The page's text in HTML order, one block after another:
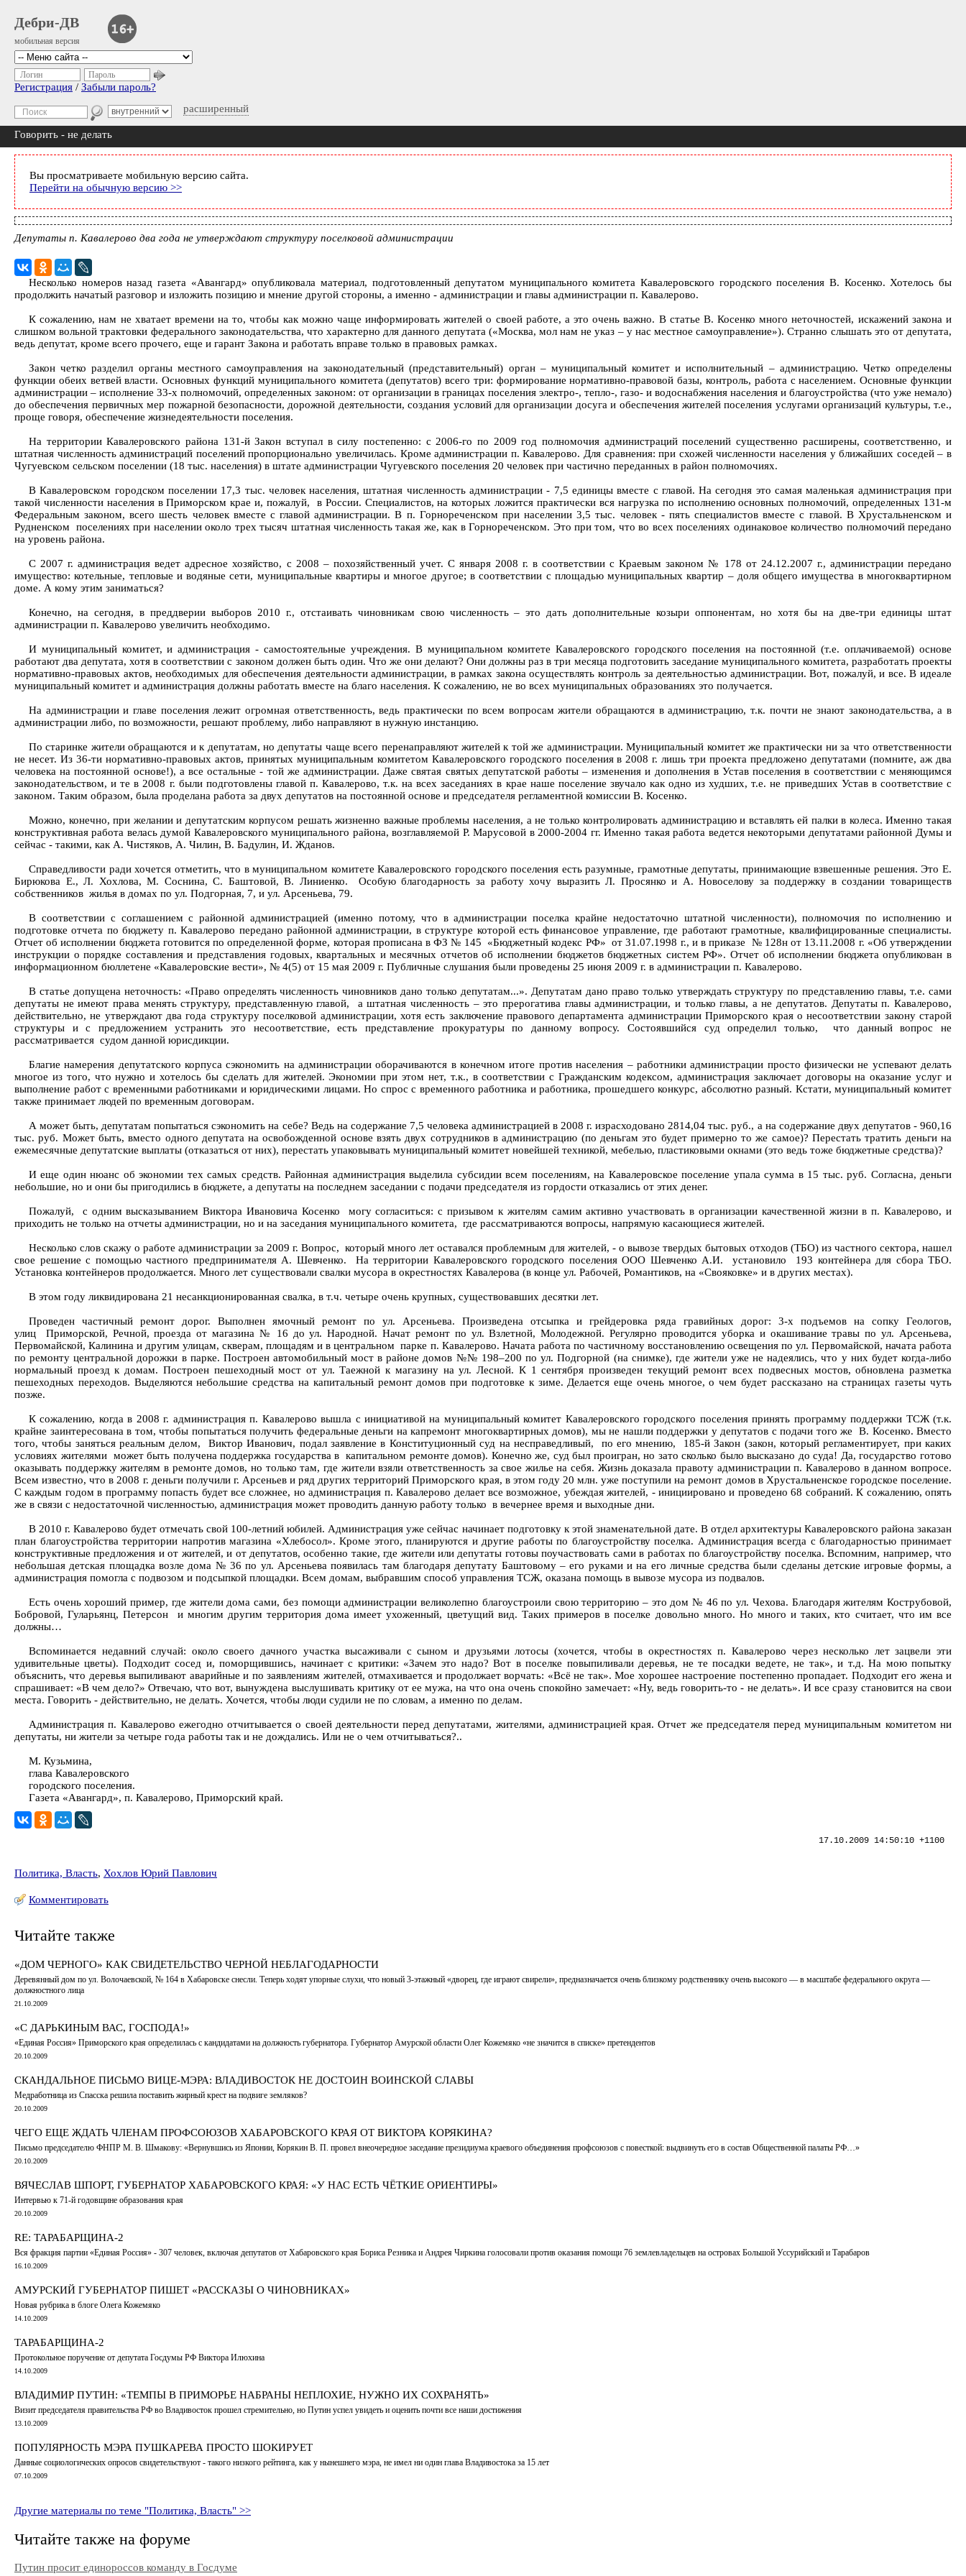
Дебри-ДВ
мобильная версия
расширенный
Логин Пароль
Регистрация / Забыли пароль?
Говорить - не делать
Вы просматриваете мобильную версию сайта.
Перейти на обычную версию >>
Депутаты п. Кавалерово два года не утверждают структуру поселковой администрации
Несколько номеров назад газета «Авангард» опубликовала материал, подготовленный депутатом муниципального комитета Кавалеровского городского поселения В. Косенко. Хотелось бы
продолжить начатый разговор и изложить позицию и мнение другой стороны, а именно - администрации и главы администрации п. Кавалерово.
К сожалению, нам не хватает времени на то, чтобы как можно чаще информировать жителей о своей работе, а это очень важно. В статье В. Косенко много неточностей, искажений закона и
слишком вольной трактовки федерального законодательства, что характерно для данного депутата («Москва, мол нам не указ – у нас местное самоуправление»). Странно слышать это от депутата,
ведь депутат, кроме всего прочего, еще и гарант Закона и работать вправе только в правовых рамках.
Закон четко разделил органы местного самоуправления на законодательный (представительный) орган – муниципальный комитет и исполнительный – администрацию. Четко определены
функции обеих ветвей власти. Основных функций муниципального комитета (депутатов) всего три: формирование нормативно-правовой базы, контроль, работа с населением. Основные функции
администрации – исполнение 33-х полномочий, определенных законом: от организации в границах поселения электро-, тепло-, газо- и водоснабжения населения и благоустройства (что уже немало)
до обеспечения первичных мер пожарной безопасности, дорожной деятельности, создания условий для организации досуга и обеспечения жителей поселения услугами организаций культуры, т.е.,
проще говоря, обеспечение жизнедеятельности поселения.
На территории Кавалеровского района 131-й Закон вступал в силу постепенно: с 2006-го по 2009 год полномочия администраций поселений существенно расширены, соответственно, и
штатная численность администраций поселений пропорционально увеличилась. Кроме администрации п. Кавалерово. Для сравнения: при схожей численности населения у ближайших соседей – в
Чугуевском сельском поселении (18 тыс. населения) в штате администрации Чугуевского поселения 20 человек при частично переданных в район полномочиях.
В Кавалеровском городском поселении 17,3 тыс. человек населения, штатная численность администрации - 7,5 единицы вместе с главой. На сегодня это самая маленькая администрация при
такой численности населения в Приморском крае и, пожалуй, в России. Специалистов, на которых ложится практически вся нагрузка по исполнению основных полномочий, определенных 131-м
Федеральным законом, всего шесть человек вместе с главой администрации. В п. Горнореченском при населении 3,5 тыс. человек - пять специалистов вместе с главой. В Хрустальненском и
Рудненском поселениях при населении около трех тысяч штатная численность такая же, как в Горнореченском. Это при том, что во всех поселениях одинаковое количество полномочий передано
на уровень района.
С 2007 г. администрация ведет адресное хозяйство, с 2008 – похозяйственный учет. С января 2008 г. в соответствии с Краевым законом № 178 от 24.12.2007 г., администрации передано
имущество: котельные, тепловые и водяные сети, муниципальные квартиры и многое другое; в соответствии с площадью муниципальных квартир – доля общего имущества в многоквартирном
доме. А кому этим заниматься?
Конечно, на сегодня, в преддверии выборов 2010 г., отстаивать чиновникам свою численность – это дать дополнительные козыри оппонентам, но хотя бы на две-три единицы штат
администрации п. Кавалерово увеличить необходимо.
И муниципальный комитет, и администрация - самостоятельные учреждения. В муниципальном комитете Кавалеровского городского поселения на постоянной (т.е. оплачиваемой) основе
работают два депутата, хотя в соответствии с законом должен быть один. Что же они делают? Они должны раз в три месяца подготовить заседание муниципального комитета, разработать проекты
нормативно-правовых актов, необходимых для обеспечения деятельности администрации, в рамках закона осуществлять контроль за деятельностью администрации. Вот, пожалуй, и все. В идеале
муниципальный комитет и администрация должны работать вместе на благо населения. К сожалению, не во всех муниципальных образованиях это получается.
На администрации и главе поселения лежит огромная ответственность, ведь практически по всем вопросам жители обращаются в администрацию, т.к. почти не знают законодательства, а в
администрации либо, по возможности, решают проблему, либо направляют в нужную инстанцию.
По старинке жители обращаются и к депутатам, но депутаты чаще всего перенаправляют жителей к той же администрации. Муниципальный комитет же практически ни за что ответственности
не несет. Из 36-ти нормативно-правовых актов, принятых муниципальным комитетом Кавалеровского городского поселения в 2008 г. лишь три проекта предложено депутатами (помните, аж два
человека на постоянной основе!), а все остальные - той же администрации. Даже святая святых депутатской работы – изменения и дополнения в Устав поселения в соответствии с меняющимся
законодательством, и те в 2008 г. были подготовлены главой п. Кавалерово, т.к. на всех заседаниях в крае наше поселение звучало как одно из худших, т.е. не приведших Устав в соответствие с
законом. Таким образом, была проделана работа за двух депутатов на постоянной основе и председателя регламентной комиссии В. Косенко.
Можно, конечно, при желании и депутатским корпусом решать жизненно важные проблемы населения, а не только контролировать администрацию и вставлять ей палки в колеса. Именно такая
конструктивная работа велась думой Кавалеровского муниципального района, возглавляемой Р. Марусовой в 2000-2004 гг. Именно такая работа ведется некоторыми депутатами районной Думы и
сейчас - такими, как А. Чистяков, А. Чилин, В. Бадулин, И. Жданов.
Справедливости ради хочется отметить, что в муниципальном комитете Кавалеровского городского поселения есть разумные, грамотные депутаты, принимающие взвешенные решения. Это Е.
Бирюкова Е., Л. Хохлова, М. Соснина, С. Баштовой, В. Линиенко. Особую благодарность за работу хочу выразить Л. Просянко и А. Новоселову за поддержку в создании товариществ
собственников жилья в домах по ул. Подгорная, 7, и ул. Арсеньева, 79.
В соответствии с соглашением с районной администрацией (именно потому, что в администрации поселка крайне недостаточно штатной численности), полномочия по исполнению и
подготовке отчета по бюджету п. Кавалерово передано районной администрации, в структуре которой есть финансовое управление, где работают грамотные, квалифицированные специалисты.
Отчет об исполнении бюджета готовится по определенной форме, которая прописана в ФЗ № 145 «Бюджетный кодекс РФ» от 31.07.1998 г., и в приказе № 128н от 13.11.2008 г. «Об утверждении
инструкции о порядке составления и представления годовых, квартальных и месячных отчетов об исполнении бюджетов бюджетных систем РФ». Отчет об исполнении бюджета опубликован в
информационном бюллетене «Кавалеровские вести», № 4(5) от 15 мая 2009 г. Публичные слушания были проведены 25 июня 2009 г. в администрации п. Кавалерово.
В статье допущена неточность: «Право определять численность чиновников дано только депутатам...». Депутатам дано право только утверждать структуру по представлению главы, т.е. сами
депутаты не имеют права менять структуру, представленную главой, а штатная численность – это прерогатива главы администрации, и только главы, а не депутатов. Депутаты п. Кавалерово,
действительно, не утверждают два года структуру поселковой администрации, хотя есть заключение правового департамента администрации Приморского края о несоответствии закону старой
структуры и с предложением устранить это несоответствие, есть представление прокуратуры по данному вопросу. Состоявшийся суд определил только, что данный вопрос не
рассматривается судом данной юрисдикции.
Благие намерения депутатского корпуса сэкономить на администрации оборачиваются в конечном итоге против населения – работники администрации просто физически не успевают делать
многое из того, что нужно и хотелось бы сделать для жителей. Экономии при этом нет, т.к., в соответствии с Гражданским кодексом, администрация заключает договоры на оказание услуг и
выполнение работ с временными работниками и юридическими лицами. Но спрос с временного работника и работника, прошедшего конкурс, абсолютно разный. Кстати, муниципальный комитет
также принимает людей по временным договорам.
А может быть, депутатам попытаться сэкономить на себе? Ведь на содержание 7,5 человека администрацией в 2008 г. израсходовано 2814,04 тыс. руб., а на содержание двух депутатов - 960,16
тыс. руб. Может быть, вместо одного депутата на освобожденной основе взять двух сотрудников в администрацию (по деньгам это будет примерно то же самое)? Перестать тратить деньги на
ежемесячные депутатские выплаты (отказаться от них), перестать упаковывать муниципальный комитет новейшей техникой, мебелью, пластиковыми окнами (это ведь тоже бюджетные средства)?
И еще один нюанс об экономии тех самых средств. Районная администрация выделила субсидии всем поселениям, на Кавалеровское поселение упала сумма в 15 тыс. руб. Согласна, деньги
небольшие, но и они бы пригодились в бюджете, а депутаты на последнем заседании с подачи председателя из гордости отказались от этих денег.
Пожалуй, с одним высказыванием Виктора Ивановича Косенко могу согласиться: с призывом к жителям самим активно участвовать в организации качественной жизни в п. Кавалерово, и
приходить не только на отчеты администрации, но и на заседания муниципального комитета, где рассматриваются вопросы, напрямую касающиеся жителей.
Несколько слов скажу о работе администрации за 2009 г. Вопрос, который много лет оставался проблемным для жителей, - о вывозе твердых бытовых отходов (ТБО) из частного сектора, нашел
свое решение с помощью частного предпринимателя А. Шевченко. На территории Кавалеровского городского поселения ООО Шевченко А.И. установило 193 контейнера для сбора ТБО.
Установка контейнеров продолжается. Много лет существовали свалки мусора в окрестностях Кавалерова (в конце ул. Рабочей, Романтиков, на «Свояковке» и в других местах).
В этом году ликвидирована 21 несанкционированная свалка, в т.ч. четыре очень крупных, существовавших десятки лет.
Проведен частичный ремонт дорог. Выполнен ямочный ремонт по ул. Арсеньева. Произведена отсыпка и грейдеровка ряда гравийных дорог: 3-х подъемов на сопку Геологов,
улиц Приморской, Речной, проезда от магазина № 16 до ул. Народной. Начат ремонт по ул. Взлетной, Молодежной. Регулярно проводится уборка и окашивание травы по ул. Арсеньева,
Первомайской, Калинина и другим улицам, скверам, площадям и в центральном парке п. Кавалерово. Начата работа по частичному восстановлению освещения по ул. Первомайской, начата работа
по ремонту центральной дорожки в парке. Построен автомобильный мост в районе домов №№ 198–200 по ул. Подгорной (на снимке), где жители уже не надеялись, что у них будет когда-либо
нормальный проезд к домам. Построен пешеходный мост от ул. Таежной к магазину на ул. Лесной. К 1 сентября произведен текущий ремонт всех подвесных мостов, обновлена разметка
пешеходных переходов. Выделяются небольшие средства на капитальный ремонт домов при подготовке к зиме. Делается еще очень многое, о чем будет рассказано на страницах газеты чуть
позже.
К сожалению, когда в 2008 г. администрация п. Кавалерово вышла с инициативой на муниципальный комитет Кавалеровского городского поселения принять программу поддержки ТСЖ (т.к.
крайне заинтересована в том, чтобы попытаться получить федеральные деньги на капремонт многоквартирных домов), мы не нашли поддержки у депутатов с подачи того же В. Косенко. Вместо
того, чтобы заняться реальным делом, Виктор Иванович, подал заявление в Конституционный суд на несправедливый, по его мнению, 185-й Закон (закон, который регламентирует, при каких
условиях жителями может быть получена поддержка государства в капитальном ремонте домов). Конечно же, суд был проигран, но зато сколько было высказано до суда! Да, государство готово
оказывать поддержку жителям в ремонте домов, но только там, где жители взяли ответственность за свое жилье на себя. Жизнь доказала правоту администрации п. Кавалерово в данном вопросе.
Всем известно, что в 2008 г. деньги получили г. Арсеньев и ряд других территорий Приморского края, в этом году 20 млн. уже поступили на ремонт домов в Хрустальненское городское поселение.
С каждым годом в программу попасть будет все сложнее, но администрация п. Кавалерово делает все возможное, убеждая жителей, - инициировано и проведено 68 собраний. К сожалению, опять
же в связи с недостаточной численностью, администрация может проводить данную работу только в вечернее время и выходные дни.
В 2010 г. Кавалерово будет отмечать свой 100-летний юбилей. Администрация уже сейчас начинает подготовку к этой знаменательной дате. В отдел архитектуры Кавалеровского района заказан
план благоустройства территории напротив магазина «Хлебосол». Кроме этого, планируются и другие работы по благоустройству поселка. Администрация всегда с благодарностью принимает
конструктивные предложения и от жителей, и от депутатов, особенно такие, где жители или депутаты готовы поучаствовать сами в работах по благоустройству поселка. Вспомним, например, что
небольшая детская площадка возле дома № 36 по ул. Арсеньева появилась там благодаря депутату Баштовому – его руками и на его личные средства были сделаны детские игровые формы, а
администрация помогла с подвозом и подсыпкой площадки. Всем домам, выбравшим способ управления ТСЖ, оказана помощь в вывозе мусора из подвалов.
Есть очень хороший пример, где жители дома сами, без помощи администрации великолепно благоустроили свою территорию – это дом № 46 по ул. Чехова. Благодаря жителям Кострубовой,
Бобровой, Гуларьянц, Петерсон и многим другим территория дома имеет ухоженный, цветущий вид. Таких примеров в поселке довольно много. Но много и таких, кто считает, что им все
должны…
Вспоминается недавний случай: около своего дачного участка высаживали с сыном и друзьями лотосы (хочется, чтобы в окрестностях п. Кавалерово через несколько лет зацвели эти
удивительные цветы). Подходит сосед и, поморщившись, начинает с критики: «Зачем это надо? Вот в поселке повыпиливали деревья, не те посадки ведете, не так», и т.д. На мою попытку
объяснить, что деревья выпиливают аварийные и по заявлениям жителей, отмахивается и продолжает ворчать: «Всё не так». Мое хорошее настроение постепенно пропадает. Подходит его жена и
спрашивает: «В чем дело?» Отвечаю, что вот, вынуждена выслушивать критику от ее мужа, на что она очень спокойно замечает: «Ну, ведь говорить-то - не делать». И все сразу становится на свои
места. Говорить - действительно, не делать. Хочется, чтобы люди судили не по словам, а именно по делам.
Администрация п. Кавалерово ежегодно отчитывается о своей деятельности перед депутатами, жителями, администрацией края. Отчет же председателя перед муниципальным комитетом ни
депутаты, ни жители за четыре года работы так и не дождались. Или не о чем отчитываться?..
М. Кузьмина,
глава Кавалеровского
городского поселения.
Газета «Авангард», п. Кавалерово, Приморский край.
17.10.2009 14:50:10 +1100
Политика, Власть, Хохлов Юрий Павлович
Комментировать
Читайте также
«ДОМ ЧЕРНОГО» КАК СВИДЕТЕЛЬСТВО ЧЕРНОЙ НЕБЛАГОДАРНОСТИ
Деревянный дом по ул. Волочаевской, № 164 в Хабаровске снесли. Теперь ходят упорные слухи, что новый 3-этажный «дворец, где играют свирели», предназначается очень близкому родственнику очень высокого — в масштабе федерального округа —
должностного лица
21.10.2009
«С ДАРЬКИНЫМ ВАС, ГОСПОДА!»
«Единая Россия» Приморского края определилась с кандидатами на должность губернатора. Губернатор Амурской области Олег Кожемяко «не значится в списке» претендентов
20.10.2009
СКАНДАЛЬНОЕ ПИСЬМО ВИЦЕ-МЭРА: ВЛАДИВОСТОК НЕ ДОСТОИН ВОИНСКОЙ СЛАВЫ
Медработница из Спасска решила поставить жирный крест на подвиге земляков?
20.10.2009
ЧЕГО ЕЩЕ ЖДАТЬ ЧЛЕНАМ ПРОФСОЮЗОВ ХАБАРОВСКОГО КРАЯ ОТ ВИКТОРА КОРЯКИНА?
Письмо председателю ФНПР М. В. Шмакову: «Вернувшись из Японии, Корякин В. П. провел внеочередное заседание президиума краевого объединения профсоюзов с повесткой: выдвинуть его в состав Общественной палаты РФ…»
20.10.2009
ВЯЧЕСЛАВ ШПОРТ, ГУБЕРНАТОР ХАБАРОВСКОГО КРАЯ: «У НАС ЕСТЬ ЧЁТКИЕ ОРИЕНТИРЫ»
Интервью к 71-й годовщине образования края
20.10.2009
RE: ТАРАБАРЩИНА-2
Вся фракция партии «Единая Россия» - 307 человек, включая депутатов от Хабаровского края Бориса Резника и Андрея Чиркина голосовали против оказания помощи 76 землевладельцев на островах Большой Уссурийский и Тарабаров
16.10.2009
АМУРСКИЙ ГУБЕРНАТОР ПИШЕТ «РАССКАЗЫ О ЧИНОВНИКАХ»
Новая рубрика в блоге Олега Кожемяко
14.10.2009
ТАРАБАРЩИНА-2
Протокольное поручение от депутата Госдумы РФ Виктора Илюхина
14.10.2009
ВЛАДИМИР ПУТИН: «ТЕМПЫ В ПРИМОРЬЕ НАБРАНЫ НЕПЛОХИЕ, НУЖНО ИХ СОХРАНЯТЬ»
Визит председателя правительства РФ во Владивосток прошел стремительно, но Путин успел увидеть и оценить почти все наши достижения
13.10.2009
ПОПУЛЯРНОСТЬ МЭРА ПУШКАРЕВА ПРОСТО ШОКИРУЕТ
Данные социологических опросов свидетельствуют - такого низкого рейтинга, как у нынешнего мэра, не имел ни один глава Владивостока за 15 лет
07.10.2009
Другие материалы по теме "Политика, Власть" >>
Читайте также на форуме
Путин просит единороссов команду в Госдуме